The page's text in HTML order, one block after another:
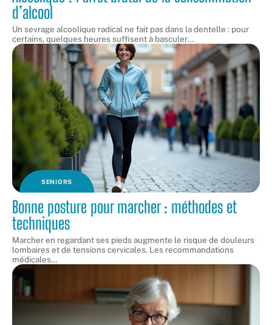
d’alcool
Un sevrage alcoolique radical ne fait pas dans la dentelle : pour
certains, quelques heures suffisent à basculer…
SENIORS
Bonne posture pour marcher : méthodes et
techniques
Marcher en regardant ses pieds augmente le risque de douleurs
lombaires et de tensions cervicales. Les recommandations
médicales…